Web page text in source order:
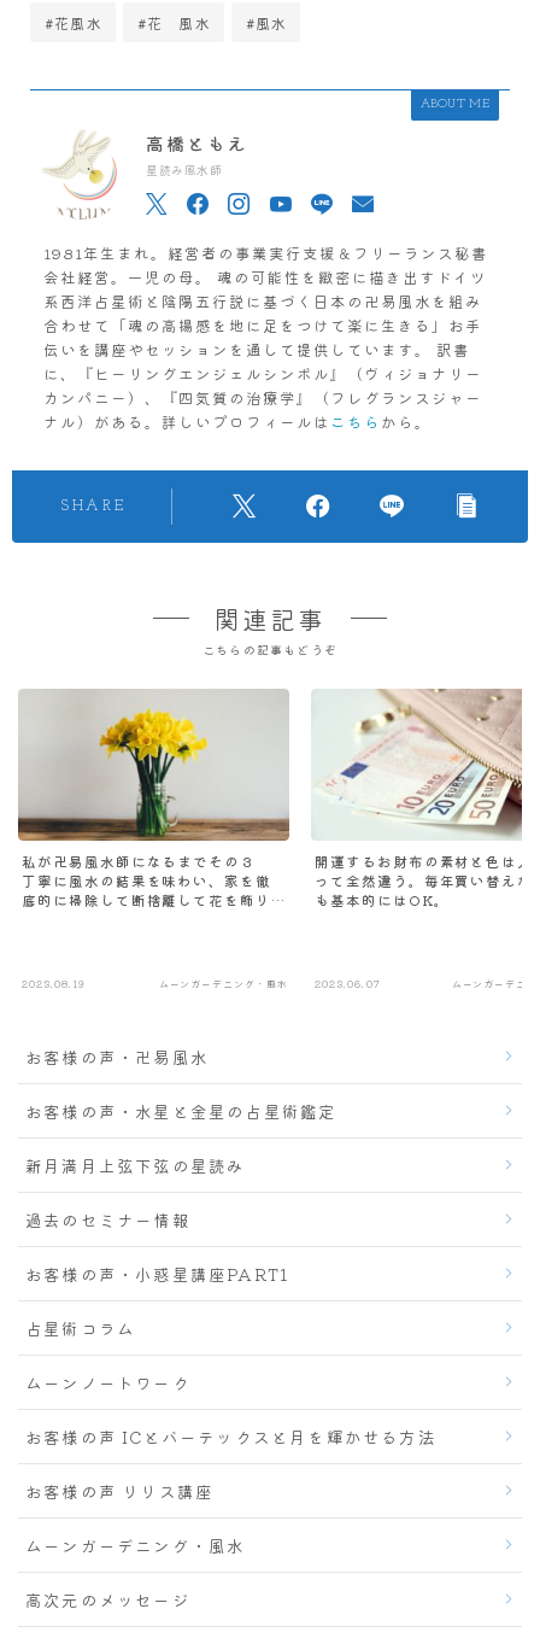
#花風水 #花 風水 #風水
ABOUT ME
高橋ともえ
星読み風水師
1981年生まれ。経営者の事業実行支援＆フリーランス秘書
会社経営。一児の母。 魂の可能性を緻密に描き出すドイツ
系西洋占星術と陰陽五行説に基づく日本の卍易風水を組み
合わせて「魂の高揚感を地に足をつけて楽に生きる」お手
伝いを講座やセッションを通して提供しています。 訳書
に、『ヒーリングエンジェルシンボル』（ヴィジョナリー
カンパニー）、『四気質の治療学』（フレグランスジャー
ナル）がある。詳しいプロフィールは こちら から。
SHARE
関連記事
こちらの記事もどうぞ
私が卍易風水師になるまでその３
丁寧に風水の結果を味わい、家を徹
底的に掃除して断捨離して花を飾り
2023.08.19 ムーンガーデニング・風水
開運するお財布の素材と色は人
って全然違う。毎年買い替えな
も基本的にはOK。
2023.06.07 ムーンガーデニ
お客様の声・卍易風水
お客様の声・水星と金星の占星術鑑定
新月満月上弦下弦の星読み
過去のセミナー情報
お客様の声・小惑星講座PART1
占星術コラム
ムーンノートワーク
お客様の声 ICとバーテックスと月を輝かせる方法
お客様の声 リリス講座
ムーンガーデニング・風水
高次元のメッセージ